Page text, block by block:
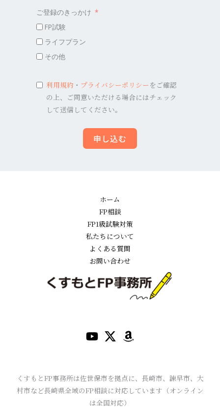
ご登録のきっかけ
FP試験
ライフプラン
その他
利用規約 ・ プライバシーポリシー をご確認
の上、ご同意いただける場合にはチェック
して送信してください。
申し込む
ホーム
FP相談
FP1級試験対策
私たちについて
よくある質問
お問い合わせ
くすもとFP事務所は佐世保市を拠点に、長崎市、諫早市、大
村市など長崎県全域のFP相談に対応しています（オンライン
は全国対応）